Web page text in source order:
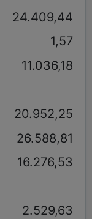
24.409,44
1,57
11.036,18
20.952,25
26.588,81
16.276,53
2.529,63